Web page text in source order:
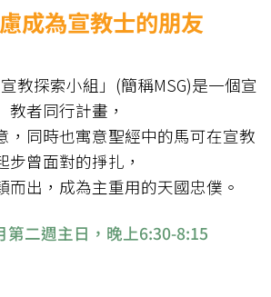
成為宣教士的朋友
宣教探索小組」(簡稱MSG)是一個宣
教者同行計畫，
，同時也寓意聖經中的馬可在宣教
步曾面對的掙扎，
而出，成為主重用的天國忠僕。
第二週主日，晚上6:30-8:15